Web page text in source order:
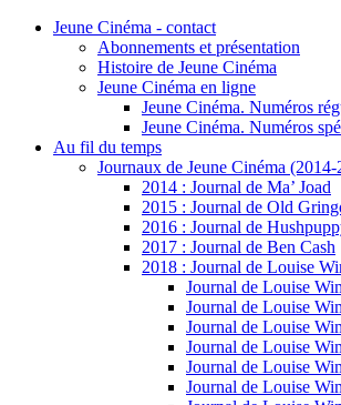
Jeune Cinéma - contact
Abonnements et présentation
Histoire de Jeune Cinéma
Jeune Cinéma en ligne
Jeune Cinéma. Numéros
Jeune Cinéma. Numéros
Au fil du temps
Journaux de Jeune Cinéma
2014 : Journal de Ma’ Joad
2015 : Journal de Old
2016 : Journal de
2017 : Journal de Ben Cash
2018 : Journal de Louise
Journal de Louise
Journal de Louise
Journal de Louise
Journal de Louise
Journal de Louise
Journal de Louise